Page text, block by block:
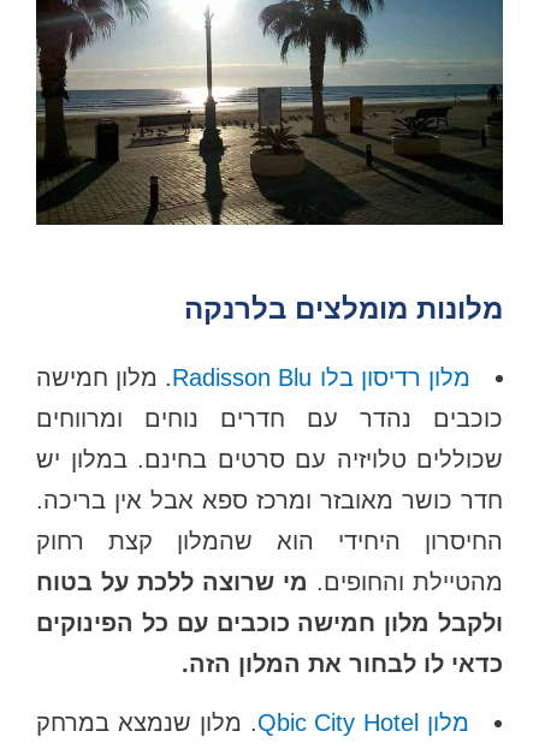
מלונות מומלצים בלרנקה
מלון רדיסון בלו Radisson Blu
. מלון חמישה
כוכבים נהדר עם חדרים נוחים ומרווחים
שכוללים טלויזיה עם סרטים בחינם. במלון יש
חדר כושר מאובזר ומרכז ספא אבל אין בריכה.
החיסרון היחידי הוא שהמלון קצת רחוק
מהטיילת והחופים. מי שרוצה ללכת על בטוח
ולקבל מלון חמישה כוכבים עם כל הפינוקים
כדאי לו לבחור את המלון הזה.
מלון Qbic City Hotel
. מלון שנמצא במרחק